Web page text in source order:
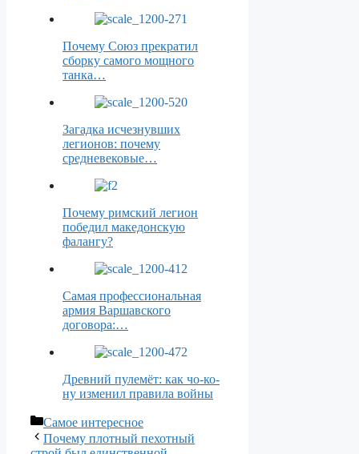
Почему Союз прекратил
сборку самого мощного
танка…
Загадка исчезнувших
легионов: почему
средневековые…
Почему римский легион
победил македонскую
фалангу?
Самая профессиональная
армия Варшавского
договора:…
Древний пулемёт: как чо-ко-
ну изменил правила войны
Рубрики
Самое интересное
Почему плотный пехотный